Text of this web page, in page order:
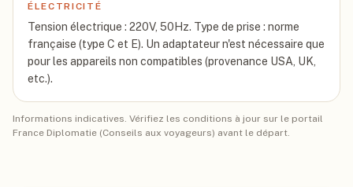
ÉLECTRICITÉ
Tension électrique : 220V, 50Hz. Type de prise : norme
française (type C et E). Un adaptateur n'est nécessaire que
pour les appareils non compatibles (provenance USA, UK,
etc.).
Informations indicatives. Vérifiez les conditions à jour sur le portail
France Diplomatie (Conseils aux voyageurs) avant le départ.